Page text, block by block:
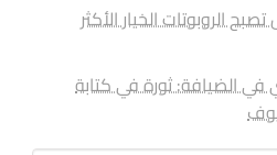
الروبوتات الخيار الأكثر
في الضيافة: ثورة في كتابة